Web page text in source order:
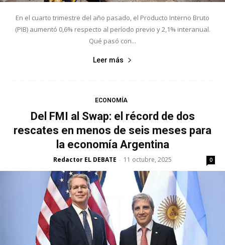
En el cuarto trimestre del año pasado, el Producto Interno Bruto
(PIB) aumentó 0,6% respecto al período previo y 2,1% interanual.
Qué pasó con...
Leer más
ECONOMÍA
Del FMI al Swap: el récord de dos
rescates en menos de seis meses para
la economía Argentina
Redactor EL DEBATE - 11 octubre, 2025 0